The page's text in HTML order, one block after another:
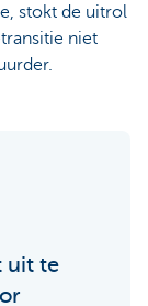
stokt de uitrol
niet
uit te